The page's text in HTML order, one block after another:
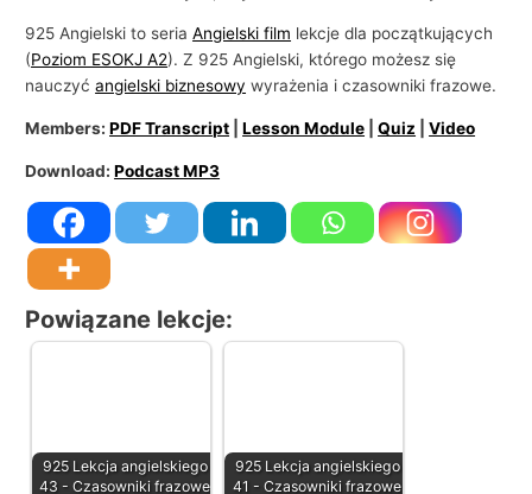
925 Angielski to seriaAngielski film lekcje dla początkujących
(Poziom ESOKJ A2). Z 925 Angielski, którego możesz się
nauczyćangielski biznesowy wyrażenia i czasowniki frazowe.
Members:PDF Transcript |Lesson Module |Quiz |Video
Download:Podcast MP3
Powiązane lekcje:
925 Lekcja angielskiego
43 - Czasowniki frazowe
925 Lekcja angielskiego
41 - Czasowniki frazowe